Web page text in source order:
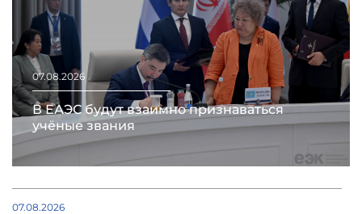
07.08.2026
В ЕАЭС будут взаимно признаваться
учёные звания
07.08.2026